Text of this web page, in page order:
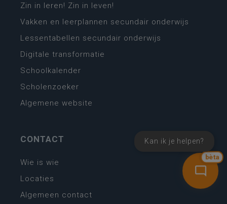
bèta
Kan ik je helpen?
Zin in leren! Zin in leven!
Vakken en leerplannen secundair onderwijs
Lessentabellen secundair onderwijs
Digitale transformatie
Schoolkalender
Scholenzoeker
Algemene website
CONTACT
Wie is wie
Locaties
Algemeen contact